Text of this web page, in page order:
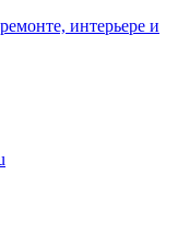
интерьере и